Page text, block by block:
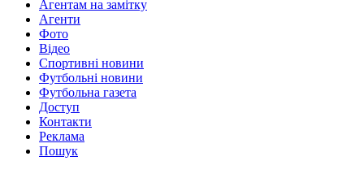
Агентам на замітку
Агенти
Фото
Відео
Спортивні новини
Футбольні новини
Футбольна газета
Доступ
Контакти
Реклама
Пошук